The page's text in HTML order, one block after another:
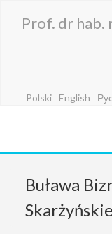
Prof. dr hab.
Polski English
Buława